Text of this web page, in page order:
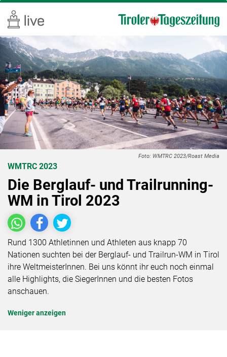
Foto: WMTRC 2023/Roast Media
WMTRC 2023
Die Berglauf- und Trailrunning-
WM in Tirol 2023
Rund 1300 Athletinnen und Athleten aus knapp 70
Nationen suchten bei der Berglauf- und Trailrun-WM in Tirol
ihre WeltmeisterInnen. Bei uns könnt ihr euch noch einmal
alle Highlights, die SiegerInnen und die besten Fotos
anschauen.
Weniger anzeigen